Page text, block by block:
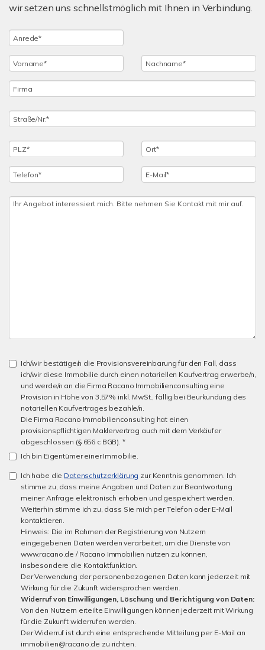
wir setzen uns schnellstmöglich mit Ihnen in Verbindung.
Ich/wir bestätige/n die Provisionsvereinbarung für den Fall, dass
ich/wir diese Immobilie durch einen notariellen Kaufvertrag erwerbe/n,
und werde/n an die Firma Racano Immobilienconsulting eine
Provision in Höhe von 3,57% inkl. MwSt., fällig bei Beurkundung des
notariellen Kaufvertrages bezahle/n.
Die Firma Racano Immobilienconsulting hat einen
provisionspflichtigen Maklervertrag auch mit dem Verkäufer
abgeschlossen (§ 656 c BGB). *
Ich bin Eigentümer einer Immobilie.
Ich habe die Datenschutzerklärung zur Kenntnis genommen. Ich
stimme zu, dass meine Angaben und Daten zur Beantwortung
meiner Anfrage elektronisch erhoben und gespeichert werden.
Weiterhin stimme ich zu, dass Sie mich per Telefon oder E-Mail
kontaktieren.
Hinweis: Die im Rahmen der Registrierung von Nutzern
eingegebenen Daten werden verarbeitet, um die Dienste von
www.racano.de / Racano Immobilien nutzen zu können,
insbesondere die Kontaktfunktion.
Der Verwendung der personenbezogenen Daten kann jederzeit mit
Wirkung für die Zukunft widersprochen werden.
Widerruf von Einwilligungen, Löschung und Berichtigung von Daten:
Von den Nutzern erteilte Einwilligungen können jederzeit mit Wirkung
für die Zukunft widerrufen werden.
Der Widerruf ist durch eine entsprechende Mitteilung per E-Mail an
immobilien@racano.de zu richten.